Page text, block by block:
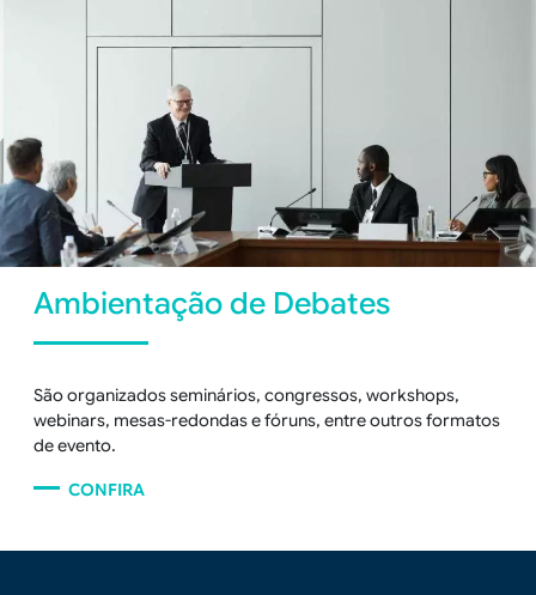
Ambientação de Debates
São organizados seminários, congressos, workshops,
webinars, mesas-redondas e fóruns, entre outros formatos
de evento.
CONFIRA